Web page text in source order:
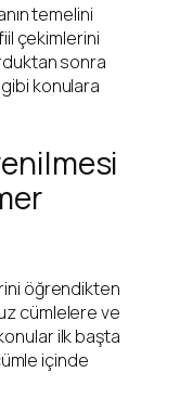
temelini
çekimlerini
sonra
konulara
öğrendikten
cümlelere ve
ilk başta
içinde